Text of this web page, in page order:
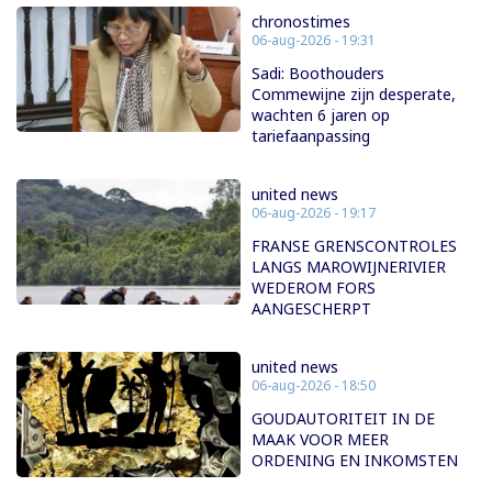
chronostimes
06-aug-2026 - 19:31
Sadi: Boothouders
Commewijne zijn desperate,
wachten 6 jaren op
tariefaanpassing
united news
06-aug-2026 - 19:17
FRANSE GRENSCONTROLES
LANGS MAROWIJNERIVIER
WEDEROM FORS
AANGESCHERPT
united news
06-aug-2026 - 18:50
GOUDAUTORITEIT IN DE
MAAK VOOR MEER
ORDENING EN INKOMSTEN